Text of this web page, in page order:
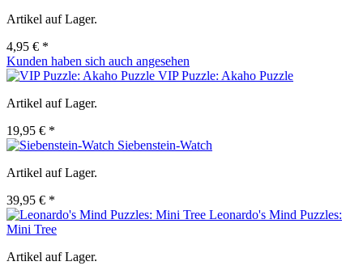
Artikel auf Lager.
4,95 € *
Kunden haben sich auch angesehen
VIP Puzzle: Akaho Puzzle
Artikel auf Lager.
19,95 € *
Siebenstein-Watch
Artikel auf Lager.
39,95 € *
Leonardo's Mind Puzzles:
Mini Tree
Artikel auf Lager.